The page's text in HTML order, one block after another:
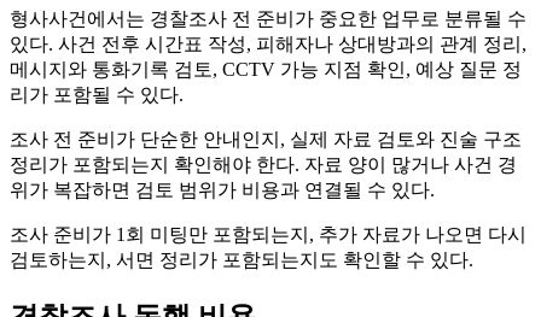
형사사건에서는 경찰조사 전 준비가 중요한 업무로 분류될 수
있다. 사건 전후 시간표 작성, 피해자나 상대방과의 관계 정리,
메시지와 통화기록 검토, CCTV 가능 지점 확인, 예상 질문 정
리가 포함될 수 있다.
조사 전 준비가 단순한 안내인지, 실제 자료 검토와 진술 구조
정리가 포함되는지 확인해야 한다. 자료 양이 많거나 사건 경
위가 복잡하면 검토 범위가 비용과 연결될 수 있다.
조사 준비가 1회 미팅만 포함되는지, 추가 자료가 나오면 다시
검토하는지, 서면 정리가 포함되는지도 확인할 수 있다.